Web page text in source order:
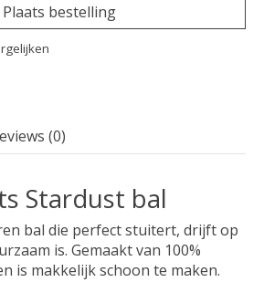
Plaats bestelling
(0)
Stardust bal
bal die perfect stuitert, drijft op
is. Gemaakt van 100%
is makkelijk schoon te maken.